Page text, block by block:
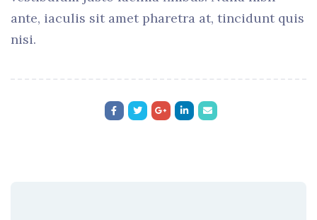
ante, iaculis sit amet pharetra at, tincidunt quis
nisi.